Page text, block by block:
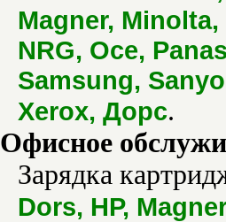
Magner,
NRG, Oce,
Samsung,
Xerox, Дорс.
Офисное
Зарядка
Dors, HP,